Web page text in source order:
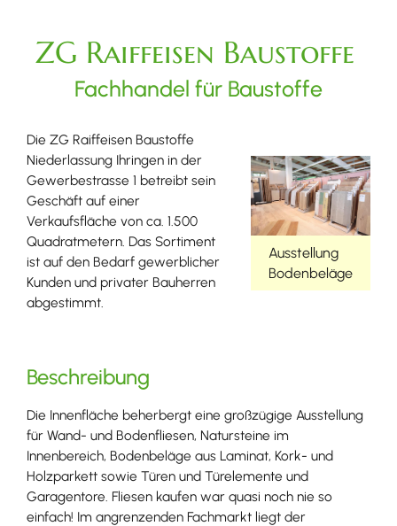
ZG Raiffeisen Baustoffe
Fachhandel für Baustoffe
Ausstellung
Bodenbeläge
Die ZG Raiffeisen Baustoffe
Niederlassung Ihringen in der
Gewerbestrasse 1 betreibt sein
Geschäft auf einer
Verkaufsfläche von ca. 1.500
Quadratmetern. Das Sortiment
ist auf den Bedarf gewerblicher
Kunden und privater Bauherren
abgestimmt.
Beschreibung
Die Innenfläche beherbergt eine großzügige Ausstellung
für Wand- und Bodenfliesen, Natursteine im
Innenbereich, Bodenbeläge aus Laminat, Kork- und
Holzparkett sowie Türen und Türelemente und
Garagentore. Fliesen kaufen war quasi noch nie so
einfach! Im angrenzenden Fachmarkt liegt der